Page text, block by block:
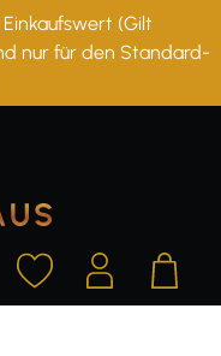
(Gilt
nur für den Standard-